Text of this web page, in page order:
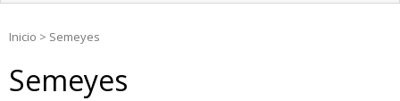
Inicio > Semeyes
Semeyes